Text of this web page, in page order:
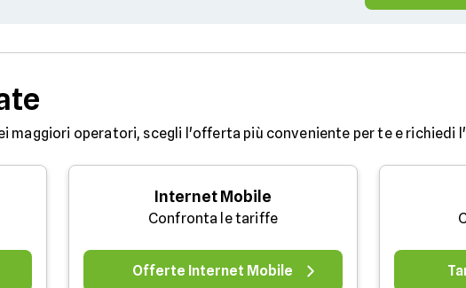
maggiori operatori, scegli l'offerta più conveniente per te e richiedi
Internet Mobile
Confronta le tariffe
Offerte Internet Mobile